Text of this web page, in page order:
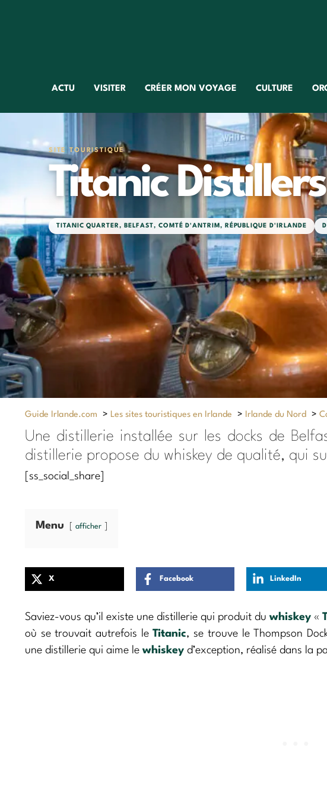
ACTU VISITER CRÉER MON VOYAGE CULTURE
SITE TOURISTIQUE
Titanic Distillers
TITANIC QUARTER, BELFAST, COMTÉ D'ANTRIM , RÉPUBLIQUE D'IRLANDE
Guide Irlande.com > Les sites touristiques en Irlande > Irlande du Nord >
Une distillerie installée sur les docks de
distillerie propose du whiskey de qualité, qui
[ss_social_share]
Menu afficher
X Facebook LinkedIn
Saviez-vous qu’il existe une distillerie qui produit duwhiskey «
où se trouvait autrefois leTitanic, se trouve le Thompson
une distillerie qui aime le whiskey d’exception, réalisé dans la